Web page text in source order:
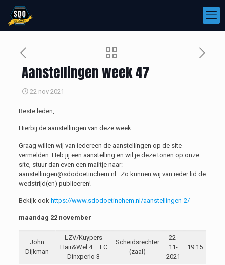
Aanstellingen week 47
22 nov 2021
Beste leden,
Hierbij de aanstellingen van deze week.
Graag willen wij van iedereen de aanstellingen op de site
vermelden. Heb jij een aanstelling en wil je deze tonen op onze
site, stuur dan even een mailtje naar:
aanstellingen@sdodoetinchem.nl . Zo kunnen wij van ieder lid de
wedstrijd(en) publiceren!
Bekijk ook https://www.sdodoetinchem.nl/aanstellingen-2/
maandag 22 november
John
Dijkman
LZV/Kuypers
Hair&Wel 4 – FC
Dinxperlo 3
Scheidsrechter
(zaal)
22-
11-
2021
19:15